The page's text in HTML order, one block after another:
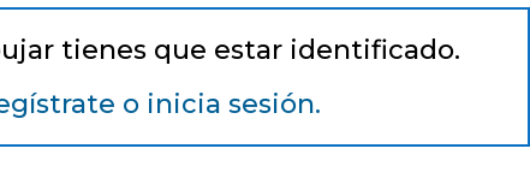
tienes que estar identificado.
o inicia sesión.